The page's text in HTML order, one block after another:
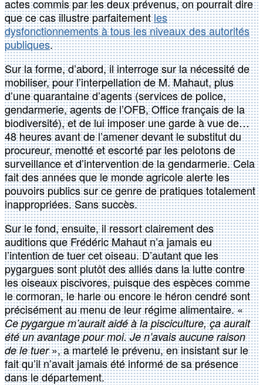
actes commis par les deux prévenus, on pourrait dire
que ce cas illustre parfaitementles
dysfonctionnements à tous les niveaux des autorités
publiques.
Sur la forme, d’abord, il interroge sur la nécessité de
mobiliser, pour l’interpellation de M. Mahaut, plus
d’une quarantaine d’agents (services de police,
gendarmerie, agents de l’OFB, Office français de la
biodiversité), et de lui imposer une garde à vue de…
48 heures avant de l’amener devant le substitut du
procureur, menotté et escorté par les pelotons de
surveillance et d’intervention de la gendarmerie. Cela
fait des années que le monde agricole alerte les
pouvoirs publics sur ce genre de pratiques totalement
inappropriées. Sans succès.
Sur le fond, ensuite, il ressort clairement des
auditions que Frédéric Mahaut n’a jamais eu
l’intention de tuer cet oiseau. D’autant que les
pygargues sont plutôt des alliés dans la lutte contre
les oiseaux piscivores, puisque des espèces comme
le cormoran, le harle ou encore le héron cendré sont
précisément au menu de leur régime alimentaire. «
Ce pygargue m’aurait aidé à la pisciculture, ça aurait
été un avantage pour moi. Je n’avais aucune raison
de le tuer», a martelé le prévenu, en insistant sur le
fait qu’il n’avait jamais été informé de sa présence
dans le département.